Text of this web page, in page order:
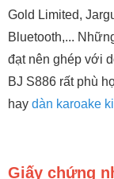
Gold Limited,
Bluetooth,...
đạt nên ghép với
BJ S886 rất phù
hay dàn karoake
Giấy chứng